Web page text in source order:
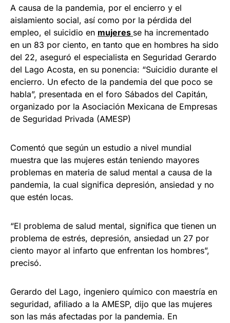
A causa de la pandemia, por el encierro y el
aislamiento social, así como por la pérdida del
empleo, el suicidio en mujeres se ha incrementado
en un 83 por ciento, en tanto que en hombres ha sido
del 22, aseguró el especialista en Seguridad Gerardo
del Lago Acosta, en su ponencia: “Suicidio durante el
encierro. Un efecto de la pandemia del que poco se
habla”, presentada en el foro Sábados del Capitán,
organizado por la Asociación Mexicana de Empresas
de Seguridad Privada (AMESP)
Comentó que según un estudio a nivel mundial
muestra que las mujeres están teniendo mayores
problemas en materia de salud mental a causa de la
pandemia, la cual significa depresión, ansiedad y no
que estén locas.
“El problema de salud mental, significa que tienen un
problema de estrés, depresión, ansiedad un 27 por
ciento mayor al infarto que enfrentan los hombres”,
precisó.
Gerardo del Lago, ingeniero químico con maestría en
seguridad, afiliado a la AMESP, dijo que las mujeres
son las más afectadas por la pandemia. En